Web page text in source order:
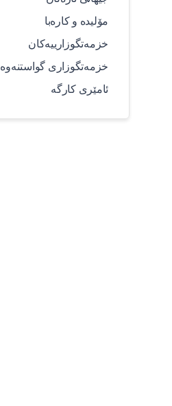
مۆلیدە و کارەبا
خزمەتگوزارییەکان
خزمەتگوزاری گواستنەوە
ئامێری کارگە